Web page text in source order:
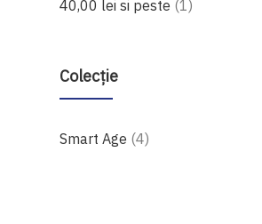
40,00 lei si peste 1produs
Colecție
Smart Age 4produse